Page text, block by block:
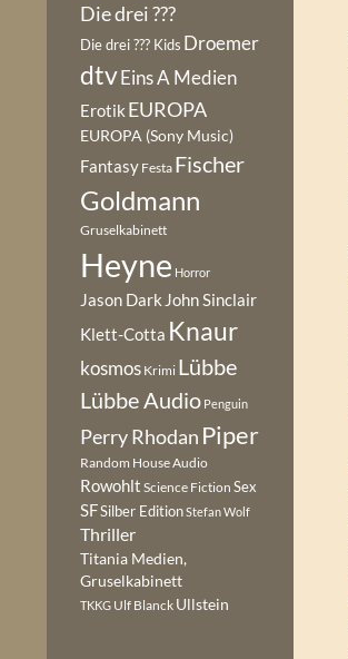
Die drei ???
Die drei ??? Kids Droemer
dtvEins A Medien
Erotik EUROPA
EUROPA (Sony Music)
Fantasy Festa Fischer
Goldmann
Gruselkabinett
Heyne Horror
Jason Dark John Sinclair
Klett-Cotta Knaur
kosmos Krimi Lübbe
Lübbe Audio Penguin
Perry Rhodan Piper
Random House Audio
Rowohlt Science Fiction Sex
SFSilber EditionStefan Wolf
Thriller
Titania Medien,
Gruselkabinett
TKKG Ulf Blanck Ullstein